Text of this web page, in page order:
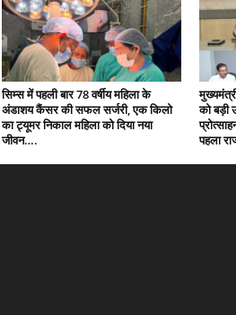
सिम्स में पहली बार 78 वर्षीय महिला के
अंडाशय कैंसर की सफल सर्जरी, एक किलो
का ट्यूमर निकाल महिला को दिया नया
जीवन….
को बड़ी
पहला